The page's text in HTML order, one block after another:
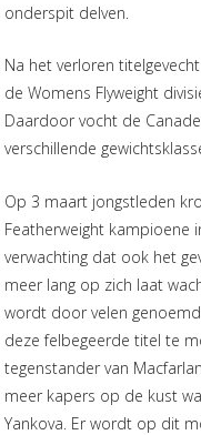
onderspit delven.
Na het verloren
de Womens Flyweight
Daardoor vocht de
verschillende
Op 3 maart jongstleden
Featherweight kampioene
verwachting dat ook het
meer lang op zich laat
wordt door velen
deze felbegeerde titel te
tegenstander van
meer kapers op de kust
Yankova. Er wordt op dit